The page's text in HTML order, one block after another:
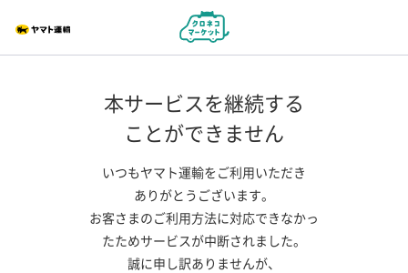
本サービスを継続する
ことができません
いつもヤマト運輸をご利用いただき
ありがとうございます。
お客さまのご利用方法に対応できなかっ
たためサービスが中断されました。
誠に申し訳ありませんが、